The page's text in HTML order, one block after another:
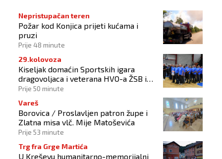
Nepristupačan teren
Požar kod Konjica prijeti kućama i
pruzi
Prije 48 minute
29.kolovoza
Kiseljak domaćin Sportskih igara
dragovoljaca i veterana HVO-a ŽSB i
Dana branitelja
Prije 50 minute
Vareš
Borovica / Proslavljen patron župe i
Zlatna misa vlč. Mije Matoševića
Prije 53 minute
Trg fra Grge Martića
U Kreševu humanitarno-memorijalni